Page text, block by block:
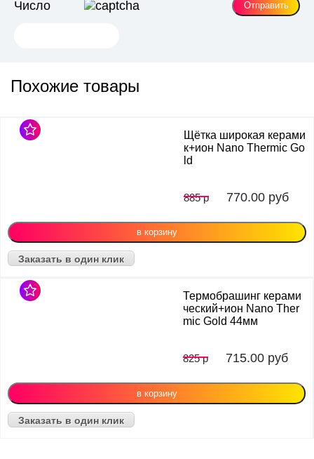
Число
Похожие товары
Щётка широкая керами
к+ион Nano Thermic Go
ld
885 р 770.00 руб
Заказать в один клик
Термобрашинг керами
ческий+ион Nano Ther
mic Gold 44мм
825 р 715.00 руб
Заказать в один клик